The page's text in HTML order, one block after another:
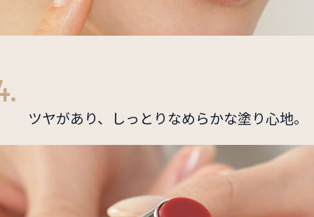
ツヤがあり、しっとりなめらかな塗り心地。